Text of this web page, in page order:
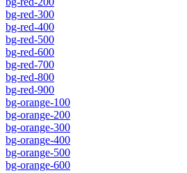
bg-red-300
bg-red-400
bg-red-500
bg-red-600
bg-red-700
bg-red-800
bg-red-900
bg-orange-100
bg-orange-200
bg-orange-300
bg-orange-400
bg-orange-500
bg-orange-600